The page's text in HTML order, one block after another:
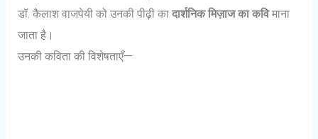
डॉ. कैलाश वाजपेयी को उनकी पीढ़ी कादार्शनिक मिज़ाज का कविमाना
जाता है।
उनकी कविता की विशेषताएँ—